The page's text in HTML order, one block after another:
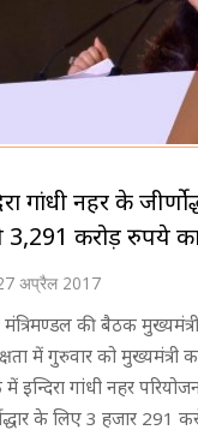
गांधी नहर के
3,291 करोड़ रुपये
अप्रैल 2017
मंत्रिमण्डल की बैठक
में गुरुवार को मुख्यमंत्री
इन्दिरा गांधी नहर
के लिए 3 हजार 291